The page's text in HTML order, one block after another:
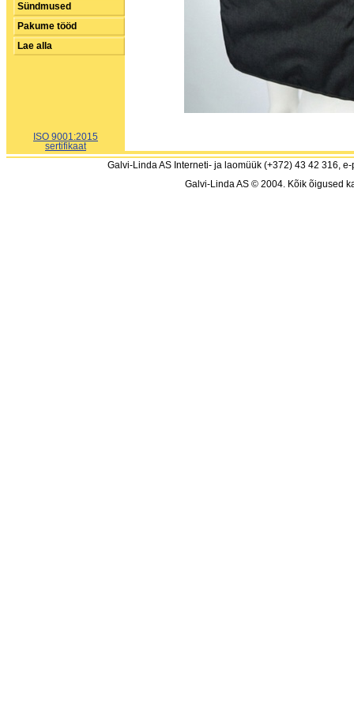
Sündmused
Pakume tööd
Lae alla
ISO 9001:2015
sertifikaat
Galvi-Linda AS Interneti- ja laomüük (+372) 43 42 316,
Galvi-Linda AS © 2004. Kõik õigused